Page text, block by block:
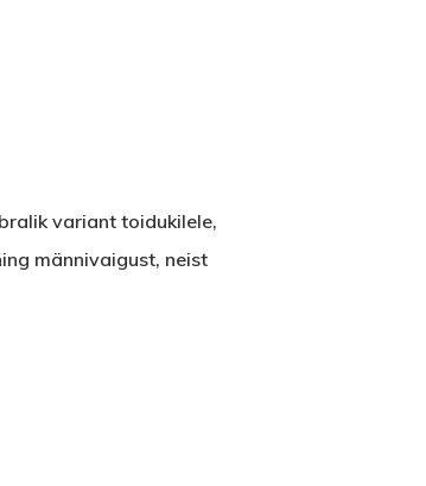
variant toidukilele,
männivaigust, neist